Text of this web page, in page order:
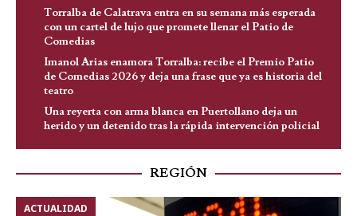
Torralba de Calatrava entra en su semana más esperada
con un cartel de lujo que promete llenar el Patio de
Comedias
Imanol Arias enamora Torralba: recibe el Premio Patio
de Comedias 2026 y deja una frase que ya es historia del
teatro
Una reyerta con arma blanca en Puertollano deja un
herido y un detenido tras la rápida intervención policial
REGIÓN
ACTUALIDAD